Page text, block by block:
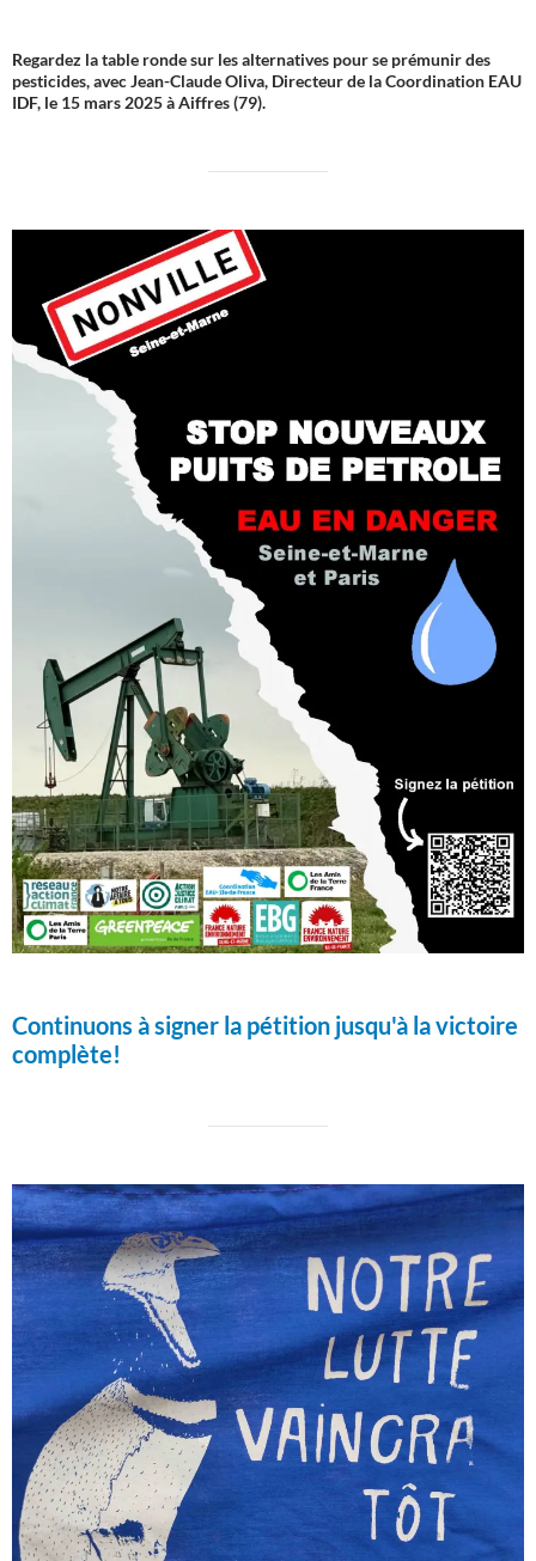
Regardez la table ronde sur les alternatives pour se prémunir des
pesticides, avec Jean-Claude Oliva, Directeur de la Coordination EAU
IDF, le 15 mars 2025 à Aiffres (79).
Continuons à signer la pétition jusqu'à la victoire
complète!